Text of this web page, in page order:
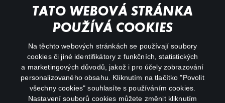
TATO WEBOVÁ STRÁNKA
POUŽÍVÁ COOKIES
Na těchto webových stránkách se používají soubory
cookies či jiné identifikátory z funkčních, statistických
a marketingových důvodů, jakož i pro účely zobrazování
personalizovaného obsahu. Kliknutím na tlačítko "Povolit
všechny cookies" souhlasíte s používáním cookies.
Nastavení souborů cookies můžete změnit kliknutím
Můj účet
Důležité odkazy
facebookinstagram
youtube